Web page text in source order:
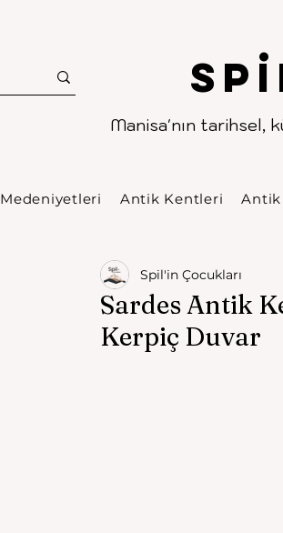
Manisa'nın tarihsel,
.
Medeniyetleri Antik Kentleri Antik
Sardes Antik
Kerpiç Duvar
Spil'in Çocukları